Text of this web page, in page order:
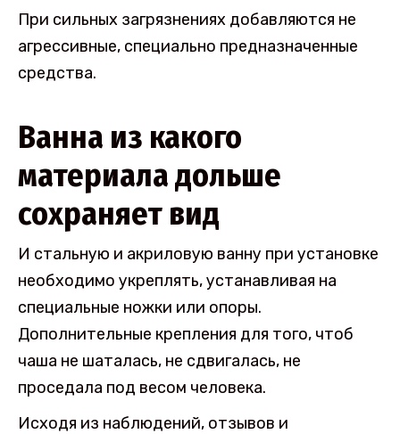
При сильных загрязнениях добавляются не
агрессивные, специально предназначенные
средства.
Ванна из какого
материала дольше
сохраняет вид
И стальную и акриловую ванну при установке
необходимо укреплять, устанавливая на
специальные ножки или опоры.
Дополнительные крепления для того, чтоб
чаша не шаталась, не сдвигалась, не
проседала под весом человека.
Исходя из наблюдений, отзывов и